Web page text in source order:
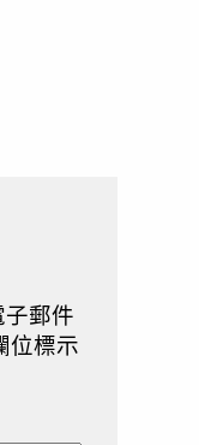
郵件
位標示